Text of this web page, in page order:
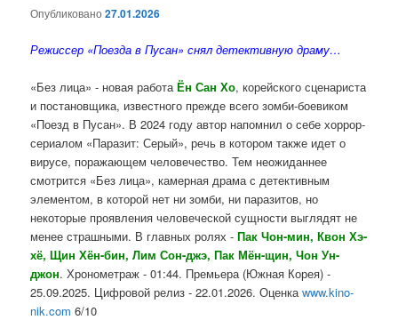
Опубликовано27.01.2026
Режиссер «Поезда в Пусан» снял детективную драму…
«Без лица» - новая работаЁн Сан Хо, корейского сценариста
и постановщика, известного прежде всего зомби-боевиком
«Поезд в Пусан». В 2024 году автор напомнил о себе хоррор-
сериалом «Паразит: Серый», речь в котором также идет о
вирусе, поражающем человечество. Тем неожиданнее
смотрится «Без лица», камерная драма с детективным
элементом, в которой нет ни зомби, ни паразитов, но
некоторые проявления человеческой сущности выглядят не
менее страшными. В главных ролях -Пак Чон-мин, Квон Хэ-
хё, Щин Хён-бин, Лим Сон-джэ, Пак Мён-щин, Чон Ун-
джон. Хронометраж - 01:44. Премьера (Южная Корея) -
25.09.2025. Цифровой релиз - 22.01.2026. Оценкаwww.kino-
nik.com 6/10